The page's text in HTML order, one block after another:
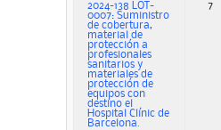
2024-138 LOT-
0007: Suministro
de cobertura,
material de
protección a
profesionales
sanitarios y
materiales de
protección de
equipos con
destino el
Hospital Clínic de
Barcelona.
7